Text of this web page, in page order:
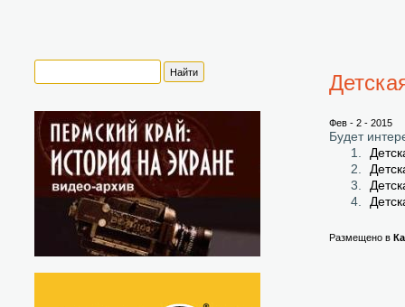
Фев - 2 - 2015
Будет
Размещено в